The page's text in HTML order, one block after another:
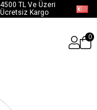
4500 TL Ve Üzeri
Ücretsiz Kargo
0